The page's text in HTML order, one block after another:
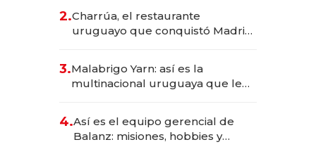
millones
2.Charrúa, el restaurante
uruguayo que conquistó Madrid:
anticipación y prepara apertura
3.Malabrigo Yarn: así es la
multinacional uruguaya que le
4.Así es el equipo gerencial de
Balanz: misiones, hobbies y